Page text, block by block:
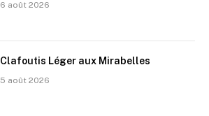
6 août 2026
Clafoutis Léger aux Mirabelles
5 août 2026